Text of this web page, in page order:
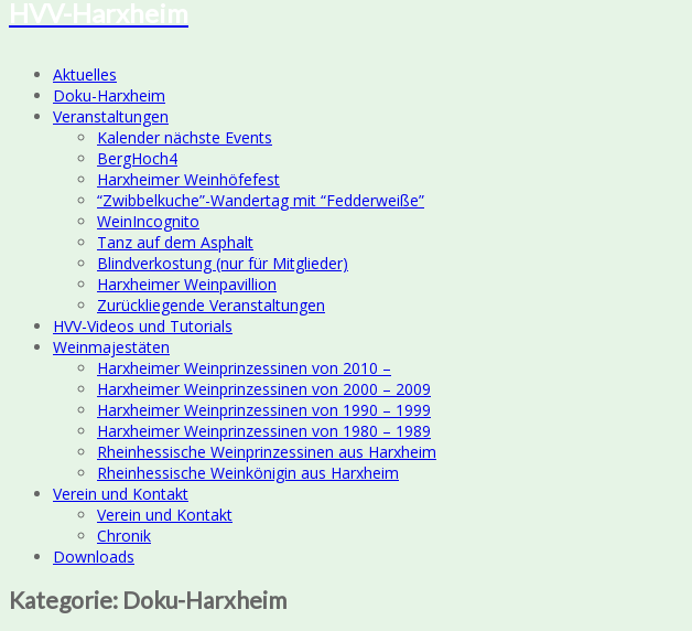
HVV-Harxheim
Aktuelles
Doku-Harxheim
Veranstaltungen
Kalender nächste Events
BergHoch4
Harxheimer Weinhöfefest
“Zwibbelkuche”-Wandertag mit “Fedderweiße”
WeinIncognito
Tanz auf dem Asphalt
Blindverkostung (nur für Mitglieder)
Harxheimer Weinpavillion
Zurückliegende Veranstaltungen
HVV-Videos und Tutorials
Weinmajestäten
Harxheimer Weinprinzessinen von 2010 –
Harxheimer Weinprinzessinen von 2000 – 2009
Harxheimer Weinprinzessinen von 1990 – 1999
Harxheimer Weinprinzessinen von 1980 – 1989
Rheinhessische Weinprinzessinen aus Harxheim
Rheinhessische Weinkönigin aus Harxheim
Verein und Kontakt
Verein und Kontakt
Chronik
Downloads
Kategorie: Doku-Harxheim